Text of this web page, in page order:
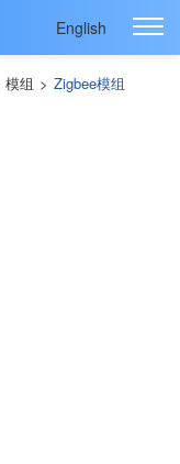
English
模组 > Zigbee模组